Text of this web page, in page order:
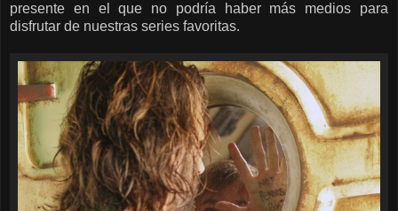
presente en el que no podría haber más medios para
disfrutar de nuestras series favoritas.